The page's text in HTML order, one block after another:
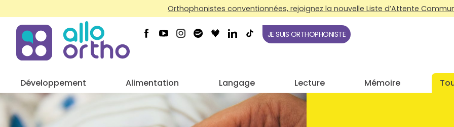
Orthophonistes conventionnées, rejoignez la nouvelle Liste d’Attente
JE SUIS ORTHOPHONISTE
Développement Alimentation Langage Lecture Mémoire